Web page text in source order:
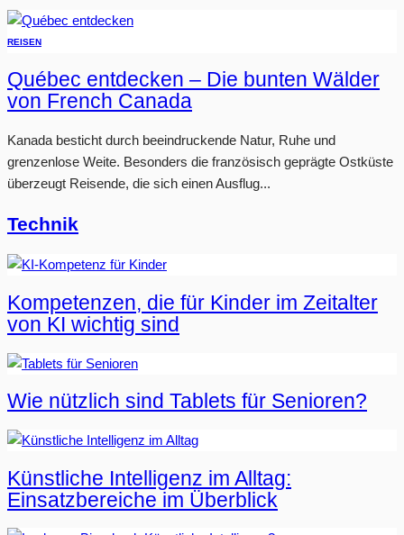
REISEN
Québec entdecken – Die bunten Wälder
von French Canada
Kanada besticht durch beeindruckende Natur, Ruhe und
grenzenlose Weite. Besonders die französisch geprägte Ostküste
überzeugt Reisende, die sich einen Ausflug...
Technik
Kompetenzen, die für Kinder im Zeitalter
von KI wichtig sind
Wie nützlich sind Tablets für Senioren?
Künstliche Intelligenz im Alltag:
Einsatzbereiche im Überblick